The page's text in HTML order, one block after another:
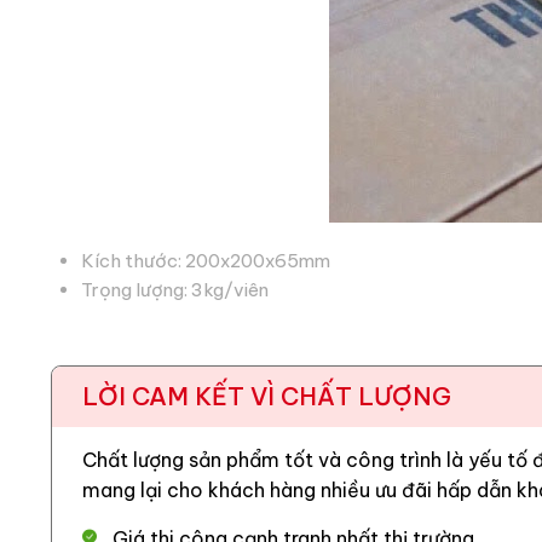
Kích thước: 200x200x65mm
Trọng lượng: 3kg/viên
2. Ứng dụng của gạch thông
Gạch thông gió xi măngcó thể ứng dụng rộng rãi
Trang trí mặt tiền: Để tạo vẻ đẹp độc đáo và
những ngôi nhà được thiết kế mặt tiền theo
LỜI CAM KẾT VÌ CHẤT LƯỢNG
Chất lượng sản phẩm tốt và công trình là yếu
mang lại cho khách hàng nhiều ưu đãi hấp dẫn